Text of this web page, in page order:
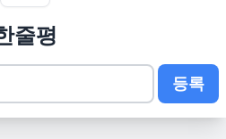
줄평
등록